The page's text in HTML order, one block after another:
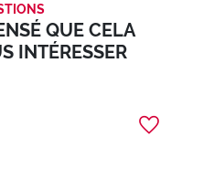
QUE CELA
INTÉRESSER